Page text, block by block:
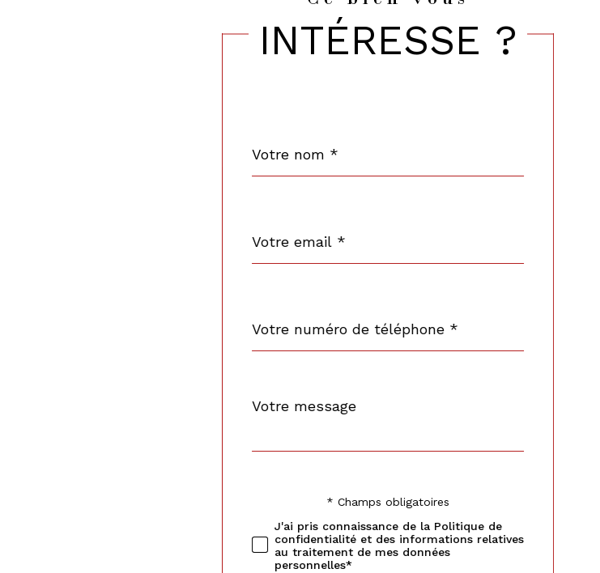
INTÉRESSE ?
par
*
*
*
Fieldset
défaut
Message
*
Validation* Champs obligatoires
J'ai pris connaissance de la Politique de
confidentialité et des informations relatives
au traitement de mes données
personnelles*